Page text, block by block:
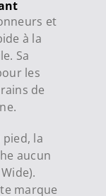
et
à la
Sa
les
de
la
aucun
marque